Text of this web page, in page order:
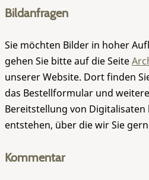
Bildanfragen
Sie möchten Bilder in hoher
gehen Sie bitte auf die Seite
unserer Website. Dort finden
das Bestellformular und
Bereitstellung von Digitalisaten
entstehen, über die wir Sie
Kommentar